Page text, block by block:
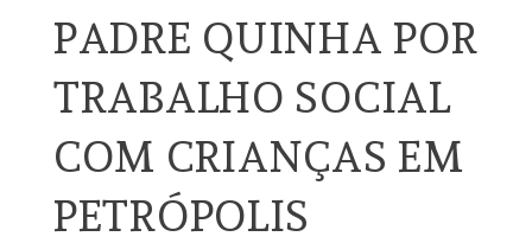
PADRE QUINHA POR
TRABALHO SOCIAL
COM CRIANÇAS EM
PETRÓPOLIS